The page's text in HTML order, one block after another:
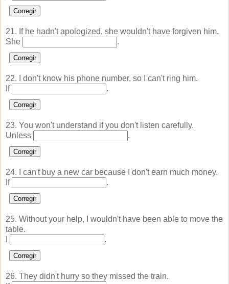
Corregir
21. If he hadn't apologized, she wouldn't have forgiven him.
She
.
Corregir
22. I don't know his phone number, so I can't ring him.
If
.
Corregir
23. You won't understand if you don't listen carefully.
Unless
.
Corregir
24. I can't buy a new car because I don't earn much money.
If
.
Corregir
25. Without your help, I wouldn't have been able to move the
table.
.
Corregir
26. They didn't hurry so they missed the train.